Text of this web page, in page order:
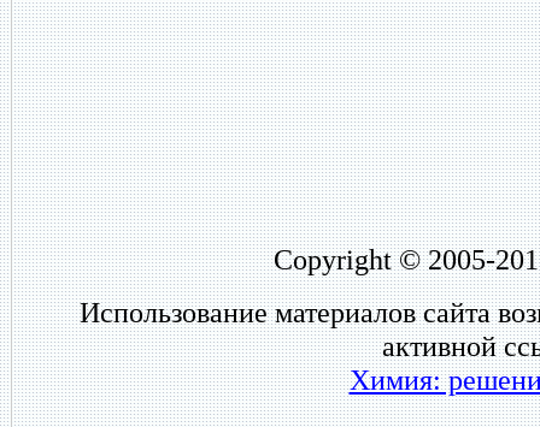
Copyright © 2005-
Использование материалов сайта
активной
Химия: